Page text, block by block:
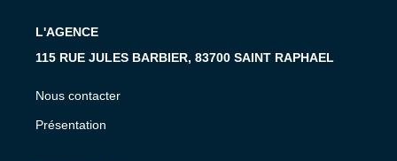
L'AGENCE
115 RUE JULES BARBIER, 83700 SAINT RAPHAEL
Nous contacter
Présentation